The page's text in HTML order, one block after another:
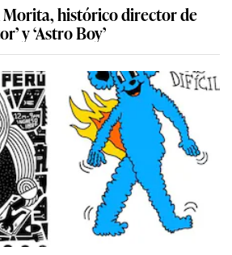
histórico director de
y ‘Astro Boy’